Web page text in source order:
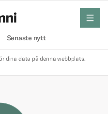
Senaste nytt
meny
dina data på denna webbplats.